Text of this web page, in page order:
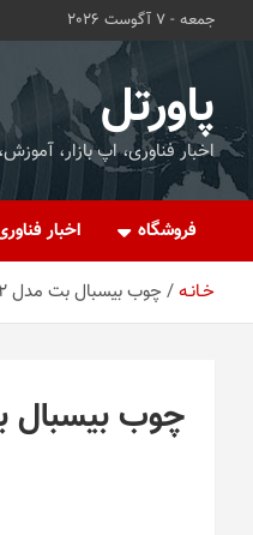
جمعه - 7 آگوست 2026
پاورتل
اخبار فناوری، اپ بازار،
فروشگاه اخبار
خـانـه چوب بیسبال بت مدل 002
چوب بیسبال